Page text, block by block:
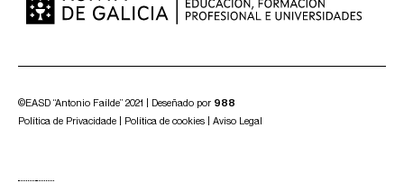
©EASD “Antonio Faílde” 2021 | Deseñado por 988
Política de Privacidade
Política de cookies Aviso Legal